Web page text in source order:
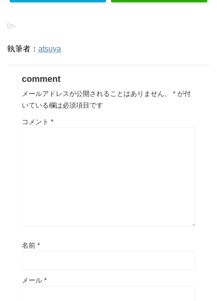
-
執筆者： atsuya
comment
メールアドレスが公開されることはありません。 * が付
いている欄は必須項目です
コメント *
名前 *
メール *